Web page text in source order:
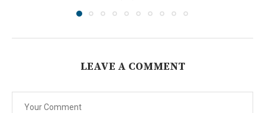
LEAVE A COMMENT